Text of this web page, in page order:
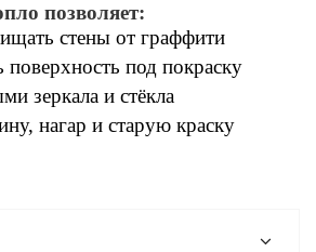
позволяет:
стены от граффити
поверхность под покраску
зеркала и стёкла
нагар и старую краску